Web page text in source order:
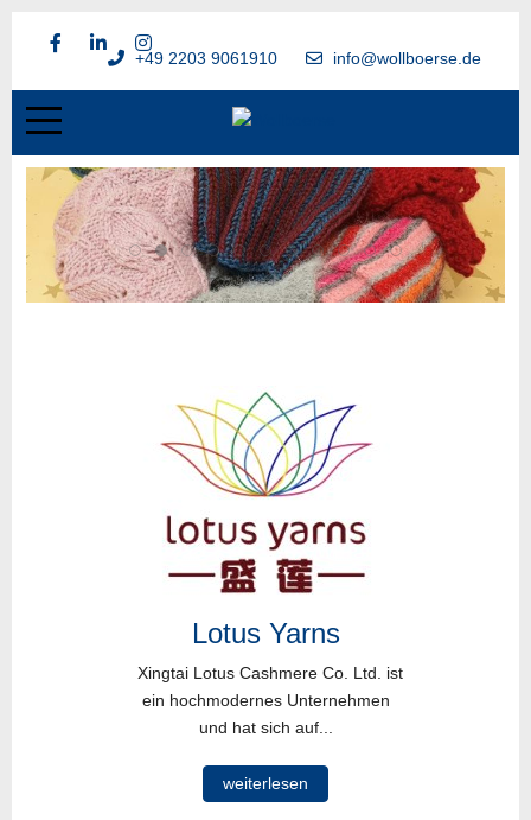
+49 2203 9061910 info@wollboerse.de
Lotus Yarns
Xingtai Lotus Cashmere Co. Ltd. ist
ein hochmodernes Unternehmen
und hat sich auf...
weiterlesen